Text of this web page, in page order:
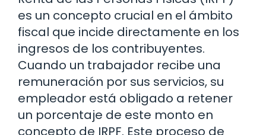
es un concepto crucial en el ámbito
fiscal que incide directamente en los
ingresos de los contribuyentes.
Cuando un trabajador recibe una
remuneración por sus servicios, su
empleador está obligado a retener
un porcentaje de este monto en
concepto de IRPF. Este proceso de